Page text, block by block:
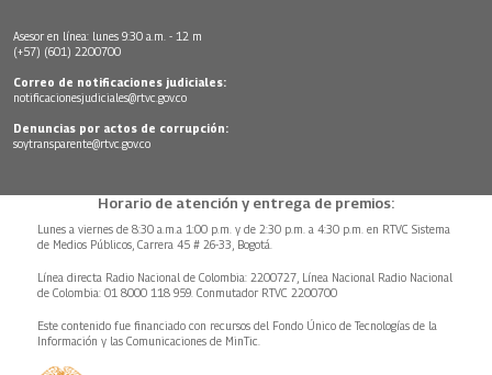
Asesor en línea: lunes 9:30 a.m. - 12 m
(+57) (601) 2200700
Correo de notificaciones judiciales:
notificacionesjudiciales@rtvc.gov.co
Denuncias por actos de corrupción:
soytransparente@rtvc.gov.co
Horario de atención y entrega de premios:
Lunes a viernes de 8:30 a.m.a 1:00 p.m. y de 2:30 p.m. a 4:30 p.m. en RTVC Sistema
de Medios Públicos, Carrera 45 # 26-33, Bogotá.
Línea directa Radio Nacional de Colombia: 2200727, Línea Nacional Radio Nacional
de Colombia: 01 8000 118 959. Conmutador RTVC 2200700
Este contenido fue financiado con recursos del Fondo Único de Tecnologías de la
Información y las Comunicaciones de MinTic.